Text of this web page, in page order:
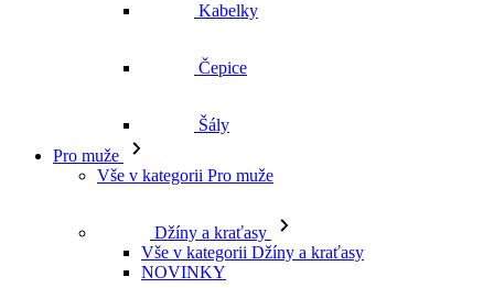
Kabelky
Čepice
Šály
Pro muže
Vše v kategorii Pro muže
Džíny a kraťasy
Vše v kategorii Džíny a kraťasy
NOVINKY